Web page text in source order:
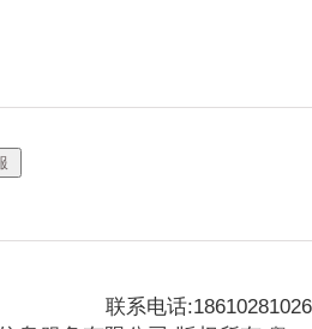
联系电话:18610281026